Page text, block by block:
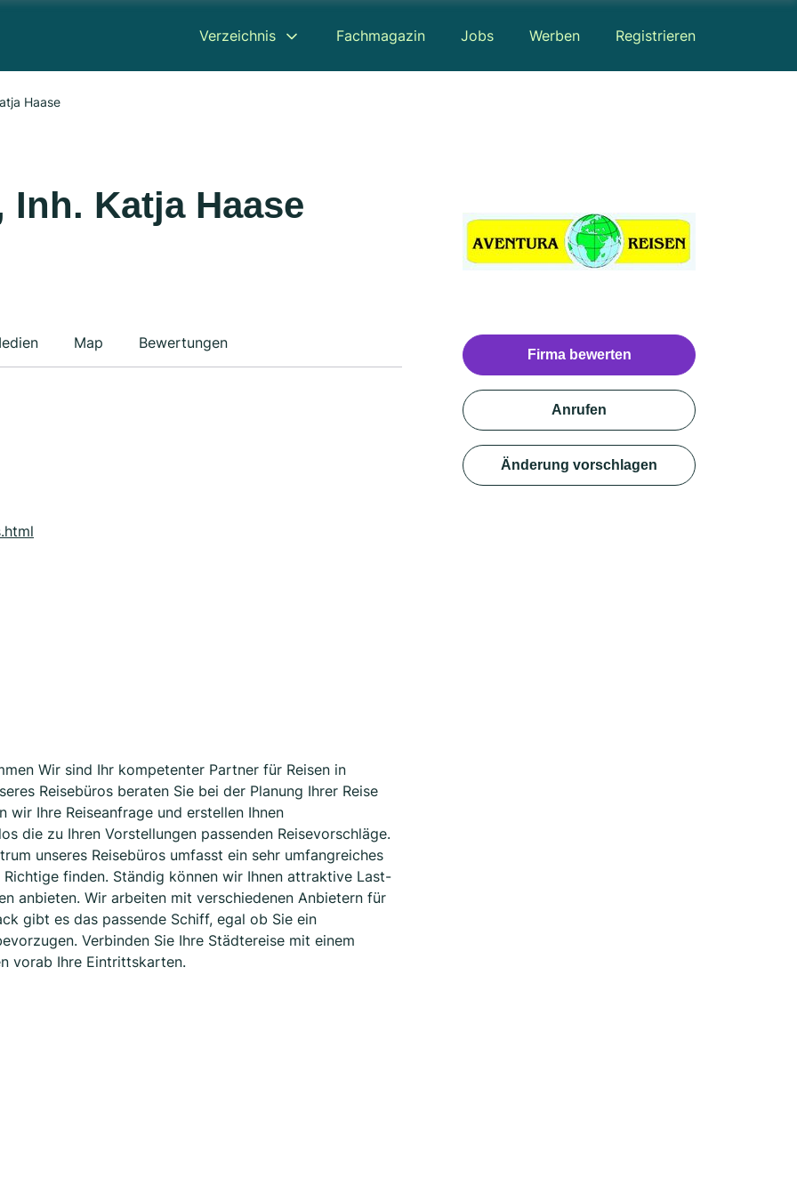
Verzeichnis Fachmagazin Jobs Werben Registrieren
Haase
Katja Haase
Map Bewertungen
Wir sind Ihr kompetenter Partner für Reisen in
Reisebüros beraten Sie bei der Planung Ihrer Reise
Ihre Reiseanfrage und erstellen Ihnen
die zu Ihren Vorstellungen passenden Reisevorschläge.
unseres Reisebüros umfasst ein sehr umfangreiches
finden. Ständig können wir Ihnen attraktive Last-
anbieten. Wir arbeiten mit verschiedenen Anbietern für
gibt es das passende Schiff, egal ob Sie ein
Verbinden Sie Ihre Städtereise mit einem
vorab Ihre Eintrittskarten.
Firma bewerten
Anrufen
Änderung vorschlagen